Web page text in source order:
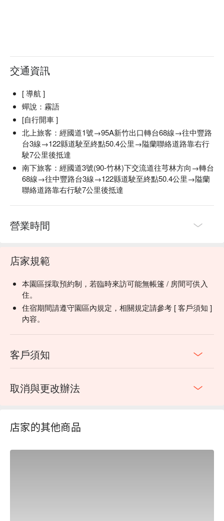
【Event Details】
・"Nighttime Firefly Viewing" takes place at the Atayal Century
Firefly Sanctuary — a private Atayal tribal ground not open to
the general public.
・Activity: Guided tour of the Atayal Firefly Sanctuary
(approximately 1 hour including transit)
・Online registration fees:
・TWD 550 / Adult
・TWD 350 / Child (90–130 cm)
・Children under 90 cm are welcome at no extra charge.
sign a Child Participation Risk Waiver before departure.
・Activity schedule: This activity runs in timed sessions. Your
交通資訊
[ 導航 ]
蟬說：霧語
[自行開車 ]
北上旅客：經國道1號→95A新竹出口轉台68線→往中豐路
台3線→122縣道駛至終點50.4公里→隘蘭聯絡道路靠右行
駛7公里後抵達
南下旅客：經國道3號(90-竹林)下交流道往芎林方向→轉台
68線→往中豐路台3線→122縣道駛至終點50.4公里→隘蘭
聯絡道路靠右行駛7公里後抵達
營業時間
店家規範
本園區採取預約制，若臨時來訪可能無帳篷 / 房間可供入
住。
住宿期間請遵守園區內規定，相關規定請參考 [ 客戶須知 ]
內容。
客戶須知
取消與更改辦法
店家的其他商品